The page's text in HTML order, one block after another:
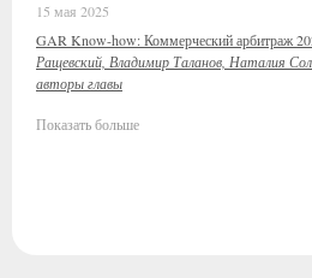
15 мая 2025
GAR Know-how: Коммерческий арбитраж
Ращевский, Владимир Таланов, Наталия
авторы главы
Показать больше